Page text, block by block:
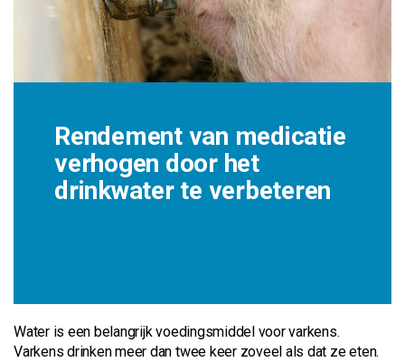
Rendement van medicatie
verhogen door het
drinkwater te verbeteren
Water is een belangrijk voedingsmiddel voor varkens.
Varkens drinken meer dan twee keer zoveel als dat ze eten.